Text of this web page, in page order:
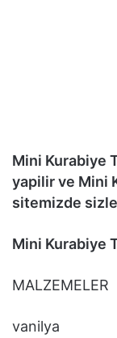
Mini Kurabiye
yapilir ve Mini
sitemizde
Mini Kurabiye
MALZEMELER
vanilya